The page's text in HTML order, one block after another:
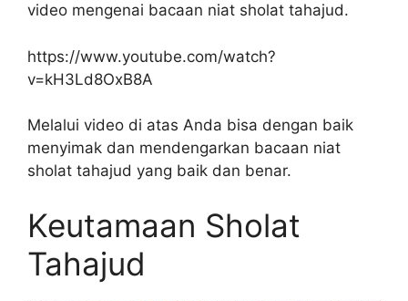
video mengenai bacaan niat sholat tahajud.
https://www.youtube.com/watch?
v=kH3Ld8OxB8A
Melalui video di atas Anda bisa dengan baik
menyimak dan mendengarkan bacaan niat
sholat tahajud yang baik dan benar.
Keutamaan Sholat
Tahajud